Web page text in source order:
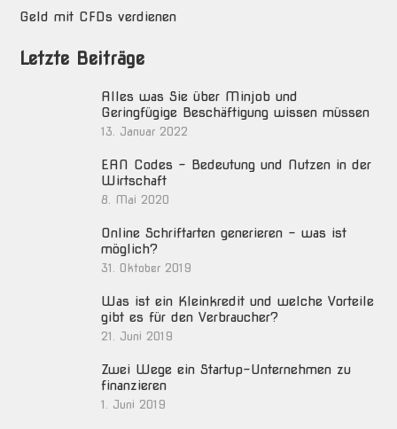
Geld mit CFDs verdienen
Letzte Beiträge
Alles was Sie über Minjob und
Geringfügige Beschäftigung wissen müssen
13. Januar 2022
EAN Codes – Bedeutung und Nutzen in der
Wirtschaft
8. Mai 2020
Online Schriftarten generieren – was ist
möglich?
31. Oktober 2019
Was ist ein Kleinkredit und welche Vorteile
gibt es für den Verbraucher?
21. Juni 2019
Zwei Wege ein Startup-Unternehmen zu
finanzieren
1. Juni 2019